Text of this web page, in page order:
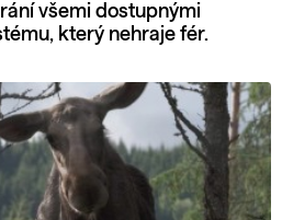
všemi dostupnými
který nehraje fér.